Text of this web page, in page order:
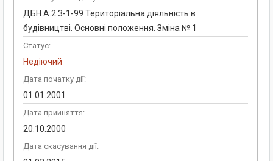
ДБН А.2.3-1-99 Територіальна діяльність в
будівництві. Основні положення. Зміна № 1
Статус:
Недіючий
Дата початку дії:
01.01.2001
Дата прийняття:
20.10.2000
Дата скасування дії: